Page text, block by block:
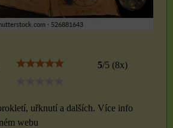
5/5 (8x)
uřknutí a dalších. Více info
webu